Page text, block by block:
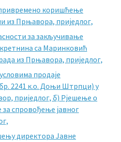
коришћење
из Прњавора, приједлог,
за закључивање
са Маринковић
из Прњавора, приједлог,
продаје
2241 к.о. Доњи Штрпци) у
приједлог, б) Рјешење о
спровођење јавног
директора Јавне